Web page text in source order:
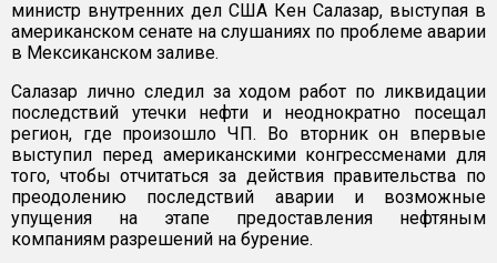
министр внутренних дел США Кен Салазар, выступая в
американском сенате на слушаниях по проблеме аварии
в Мексиканском заливе.
Салазар лично следил за ходом работ по ликвидации
последствий утечки нефти и неоднократно посещал
регион, где произошло ЧП. Во вторник он впервые
выступил перед американскими конгрессменами для
того, чтобы отчитаться за действия правительства по
преодолению последствий аварии и возможные
упущения на этапе предоставления нефтяным
компаниям разрешений на бурение.